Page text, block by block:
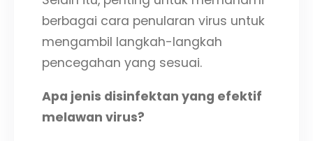
berbagai cara penularan virus untuk
mengambil langkah-langkah
pencegahan yang sesuai.
Apa jenis disinfektan yang efektif
melawan virus?